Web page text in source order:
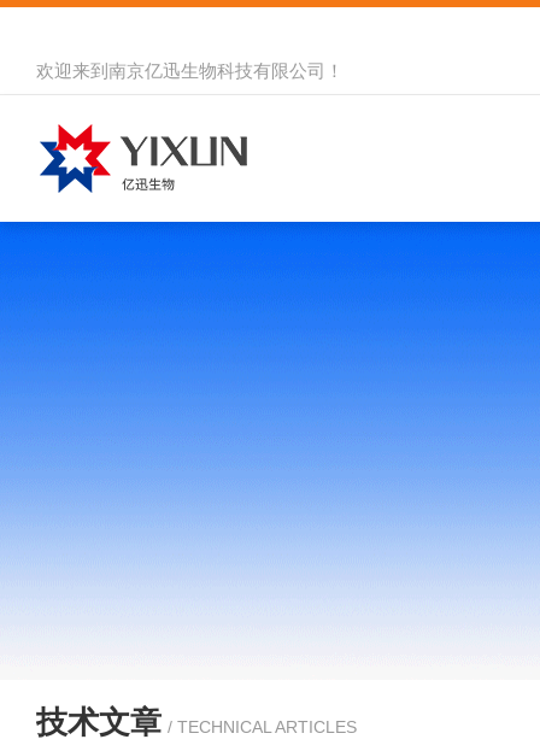
欢迎来到 南京亿迅生物科技有限公司 ！
技术文章 / TECHNICAL ARTICLES